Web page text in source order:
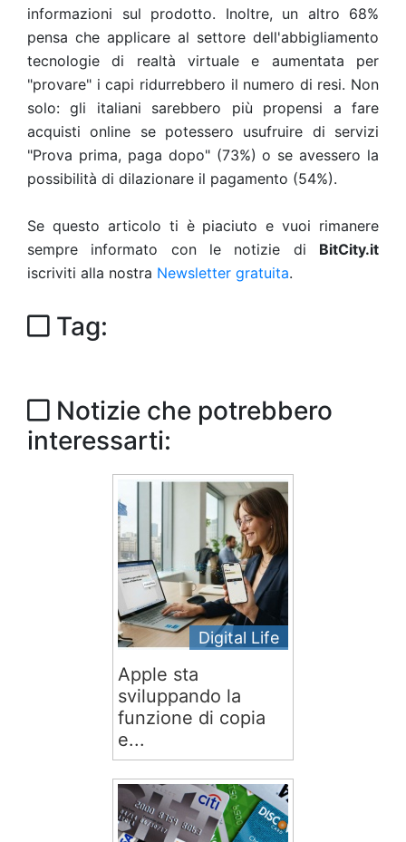
informazioni sul prodotto. Inoltre, un altro 68%
pensa che applicare al settore dell'abbigliamento
tecnologie di realtà virtuale e aumentata per
"provare" i capi ridurrebbero il numero di resi. Non
solo: gli italiani sarebbero più propensi a fare
acquisti online se potessero usufruire di servizi
"Prova prima, paga dopo" (73%) o se avessero la
possibilità di dilazionare il pagamento (54%).
Se questo articolo ti è piaciuto e vuoi rimanere
sempre informato con le notizie di BitCity.it
iscriviti alla nostra Newsletter gratuita.
Tag:
Notizie che potrebbero
interessarti:
Digital Life
Apple sta
sviluppando la
funzione di copia
e...